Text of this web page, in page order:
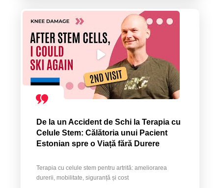
De la un Accident de Schi la Terapia cu
Celule Stem: Călătoria unui Pacient
Estonian spre o Viață fără Durere
Terapia cu celule stem pentru artrită: ameliorarea
durerii, mobilitate, siguranță și cost